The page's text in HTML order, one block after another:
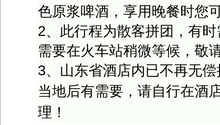
色原浆啤酒，享用晚餐时您
2、此行程为散客拼团，有
需要在火车站稍微等候，敬
3、山东省酒店内已不再无
当地后有需要，请自行在酒
理！